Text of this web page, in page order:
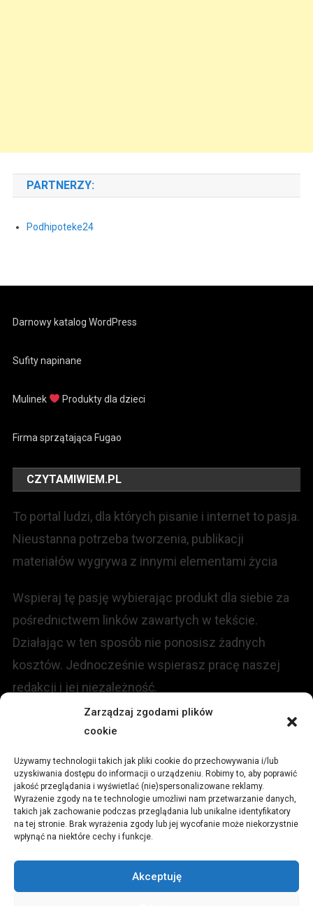
Zarządzaj zgodami plików
cookie
Używamy technologii takich jak pliki cookie do przechowywania i/lub
uzyskiwania dostępu do informacji o urządzeniu. Robimy to, aby poprawić
jakość przeglądania i wyświetlać (nie)spersonalizowane reklamy.
Wyrażenie zgody na te technologie umożliwi nam przetwarzanie danych,
takich jak zachowanie podczas przeglądania lub unikalne identyfikatory
na tej stronie. Brak wyrażenia zgody lub jej wycofanie może niekorzystnie
wpłynąć na niektóre cechy i funkcje.
Akceptuję
PARTNERZY:
Podhipoteke24
Darnowy katalog WordPress
Sufity napinane
Mulinek Produkty dla dzieci
Firma sprzątająca Fugao
CZYTAMIWIEM.PL
To portal ludzi, dla których pisanie i internet to pasja.
Nieustanna potrzeba tworzenia, publikacji
materiałów wygrywa z innymi elementami życia
Wspieraj tę pasję wybierając produkt dla siebie za
pośrednictwem linków zawartych w tekście.
Działając w ten sposób nie ponosisz żadnych
kosztów. Jednocześnie wspierasz pracę naszej
redakcji i jej niezależność.
Redakcja portalu:
ul.Stara 13, 42-600 Tarnowskie Góry
TEL:+48 509 547 822
redakcja@czytamiwiem.pl